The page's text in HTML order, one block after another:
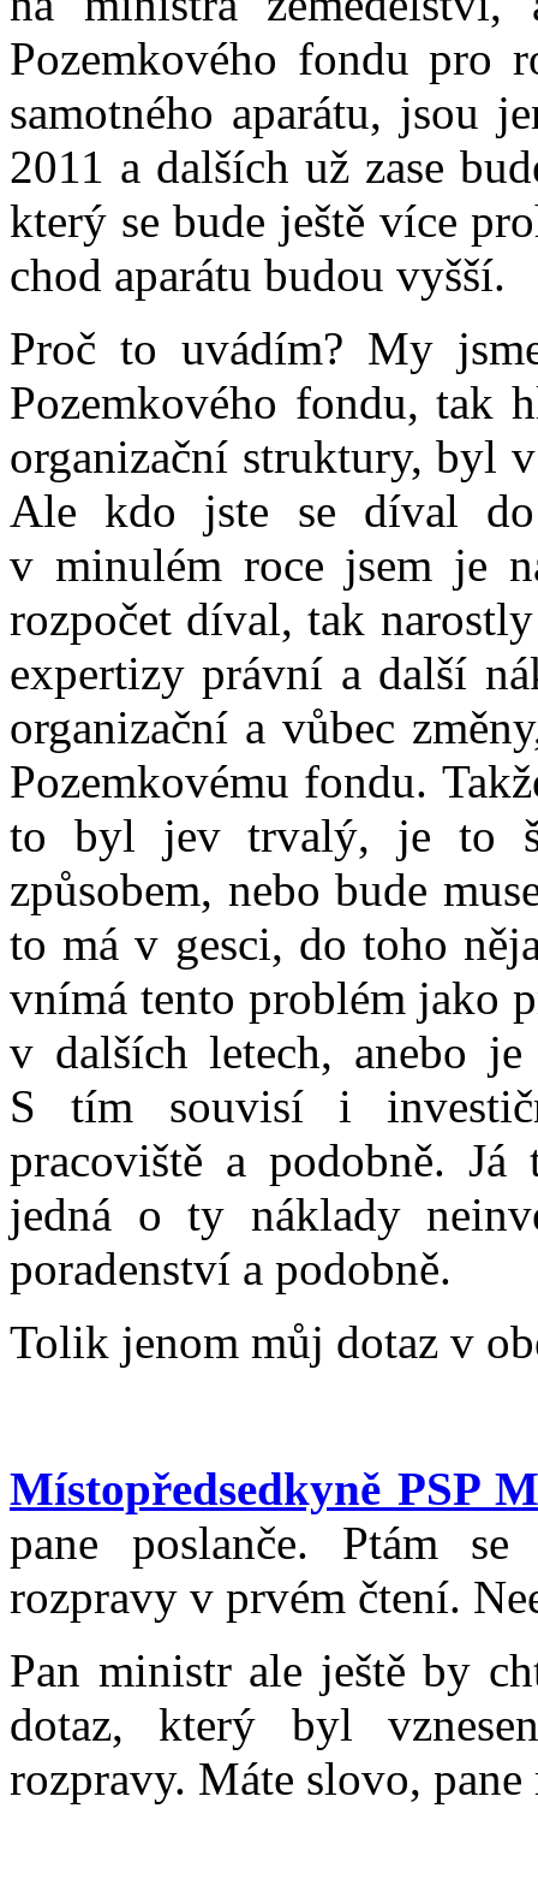
Pozemkového fondu pro
samotného aparátu, jsou
2011 a dalších už zase
který se bude ještě více
chod aparátu budou vyšší.
Proč to uvádím? My
Pozemkového fondu, tak
organizační struktury, byl
Ale kdo jste se díval
v minulém roce jsem je
rozpočet díval, tak
expertizy právní a další
organizační a vůbec
Pozemkovému fondu.
to byl jev trvalý, je to
způsobem, nebo bude
to má v gesci, do toho
vnímá tento problém jako
v dalších letech, anebo
S tím souvisí i
pracoviště a podobně.
jedná o ty náklady
poradenství a podobně.
Tolik jenom můj dotaz v
Místopředsedkyně PSP
pane poslanče. Ptám
rozpravy v prvém čtení.
Pan ministr ale ještě by
dotaz, který byl
rozpravy. Máte slovo,